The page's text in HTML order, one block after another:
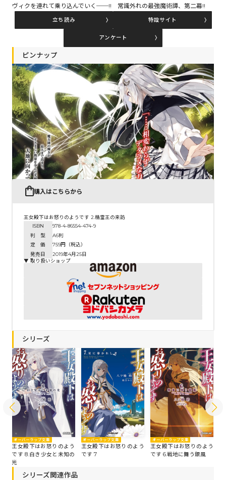
閉じる
ヴィクを連れて乗り込んでいく──!! 常識外れの最強魔術譚、第二幕!!
立ち読み 特設サイト
アンケート
ピンナップ
購入はこちらから
王女殿下はお怒りのようです 2.精霊王の来訪
ISBN
978-4-86554-474-9
判 型
A6判
定 価
759円（税込）
発売日
2019年4月25日
▼ 取り扱いショップ
シリーズ
オーバーラップ文庫
王女殿下はお怒りのよう
です 8.白き少女と未知の
光
オーバーラップ文庫
王女殿下はお怒りのよう
です 7
オーバーラップ文庫
王女殿下はお怒りのよう
です 6.戦地に舞う銀風
シリーズ関連作品